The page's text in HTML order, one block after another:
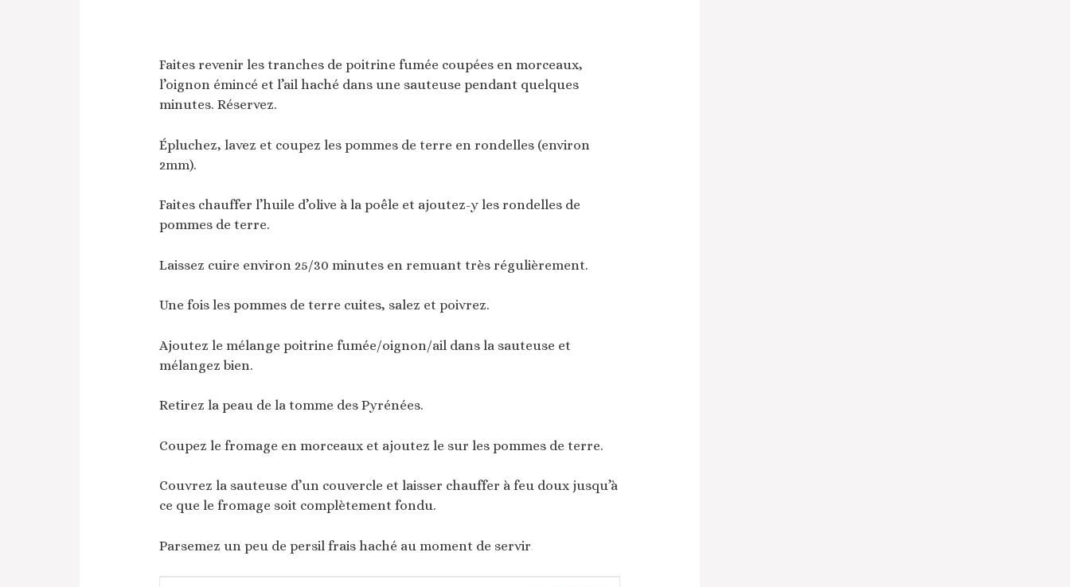
Faites revenir les tranches de poitrine fumée coupées en morceaux,
l’oignon émincé et l’ail haché dans une sauteuse pendant quelques
minutes. Réservez.
Épluchez, lavez et coupez les pommes de terre en rondelles (environ
2mm).
Faites chauffer l’huile d’olive à la poêle et ajoutez-y les rondelles de
pommes de terre.
Laissez cuire environ 25/30 minutes en remuant très régulièrement.
Une fois les pommes de terre cuites, salez et poivrez.
Ajoutez le mélange poitrine fumée/oignon/ail dans la sauteuse et
mélangez bien.
Retirez la peau de la tomme des Pyrénées.
Coupez le fromage en morceaux et ajoutez le sur les pommes de terre.
Couvrez la sauteuse d’un couvercle et laisser chauffer à feu doux jusqu’à
ce que le fromage soit complètement fondu.
Parsemez un peu de persil frais haché au moment de servir.